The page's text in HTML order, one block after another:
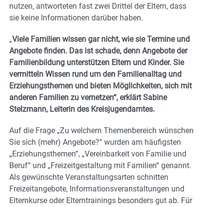
nutzen, antworteten fast zwei Drittel der Eltern, dass
sie keine Informationen darüber haben.
„Viele Familien wissen gar nicht, wie sie Termine und
Angebote finden. Das ist schade, denn Angebote der
Familienbildung unterstützen Eltern und Kinder. Sie
vermitteln Wissen rund um den Familienalltag und
Erziehungsthemen und bieten Möglichkeiten, sich mit
anderen Familien zu vernetzen“, erklärt Sabine
Stelzmann, Leiterin des Kreisjugendamtes.
Auf die Frage „Zu welchem Themenbereich wünschen
Sie sich (mehr) Angebote?“ wurden am häufigsten
„Erziehungsthemen“, „Vereinbarkeit von Familie und
Beruf“ und „Freizeitgestaltung mit Familien“ genannt.
Als gewünschte Veranstaltungsarten schnitten
Freizeitangebote, Informationsveranstaltungen und
Elternkurse oder Elterntrainings besonders gut ab. Für